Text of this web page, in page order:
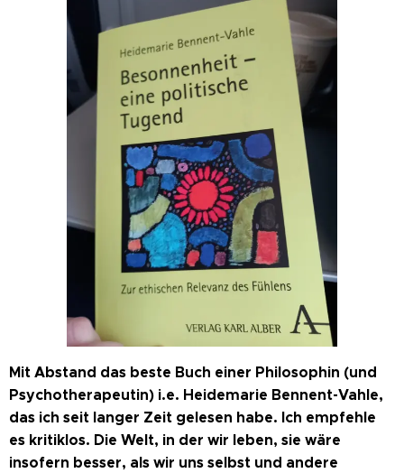
Mit Abstand das beste Buch einer Philosophin (und
Psychotherapeutin) i.e. Heidemarie Bennent-Vahle,
das ich seit langer Zeit gelesen habe. Ich empfehle
es kritiklos. Die Welt, in der wir leben, sie wäre
insofern besser, als wir uns selbst und andere